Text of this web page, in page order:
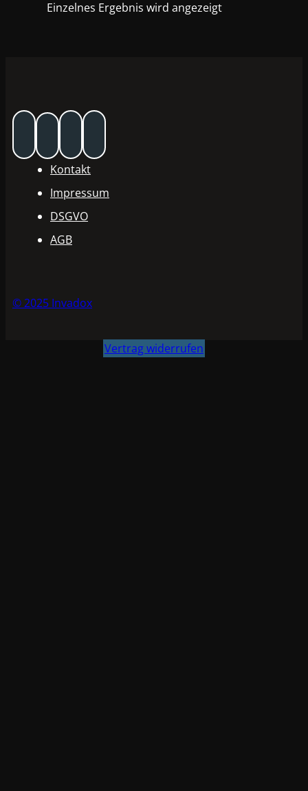
Menge
Einzelnes Ergebnis wird angezeigt
Kontakt
Impressum
DSGVO
AGB
© 2025 Invadox
Vertrag widerrufen